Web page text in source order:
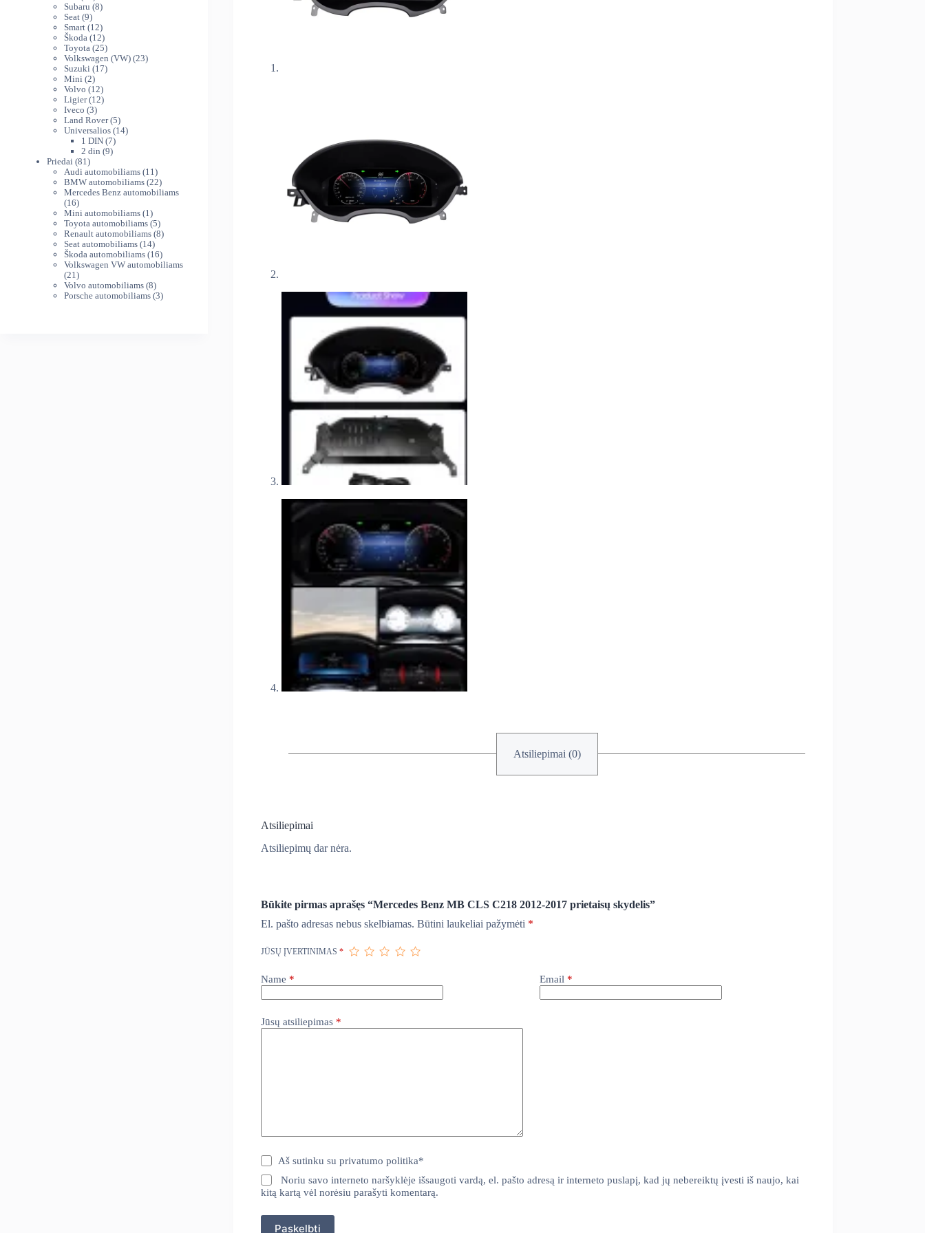
Atsiliepimai (0)
Atsiliepimai
Atsiliepimų dar nėra.
Būkite pirmas aprašęs “Mercedes Benz MB CLS C218 2012-2017 prietaisų skydelis”
El. pašto adresas nebus skelbiamas. Būtini laukeliai pažymėti *
JŪSŲ ĮVERTINIMAS *
Name * Email *
Jūsų atsiliepimas *
Aš sutinku su privatumo politika*
Noriu savo interneto naršyklėje išsaugoti vardą, el. pašto adresą ir interneto puslapį, kad jų nebereiktų įvesti iš naujo, kai
kitą kartą vėl norėsiu parašyti komentarą.
Paskelbti
produktų
Subaru 88
Seat 99
produktai
Smart 1212
produktų
Škoda 1212
produktų
Toyota 2525
produktai
Volkswagen (VW) 2323
Suzuki 1717
Mini 22
produktai
Volvo 1212
produktų
Ligier 1212
Iveco 33
produktai
Land Rover 55
produktai
Universalios 1414
1 DIN 77
produktai
2 din 99
Priedai 81 81
produktas
Audi automobiliams 11 11
produktų
BMW automobiliams 2222
produktai
Mercedes Benz automobiliams
1616
produktų
Mini automobiliams 1 1
produktas
Toyota automobiliams 55
produktai
Renault automobiliams 88
Seat automobiliams 1414
produktų
Škoda automobiliams 1616
produktų
Volkswagen VW automobiliams
21 21
produktas
Volvo automobiliams 88
produktai
Porsche automobiliams 33